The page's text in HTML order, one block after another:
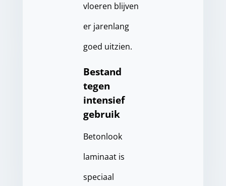
vloeren blijven
er jarenlang
goed uitzien.
Bestand
tegen
intensief
gebruik
Betonlook
laminaat is
speciaal